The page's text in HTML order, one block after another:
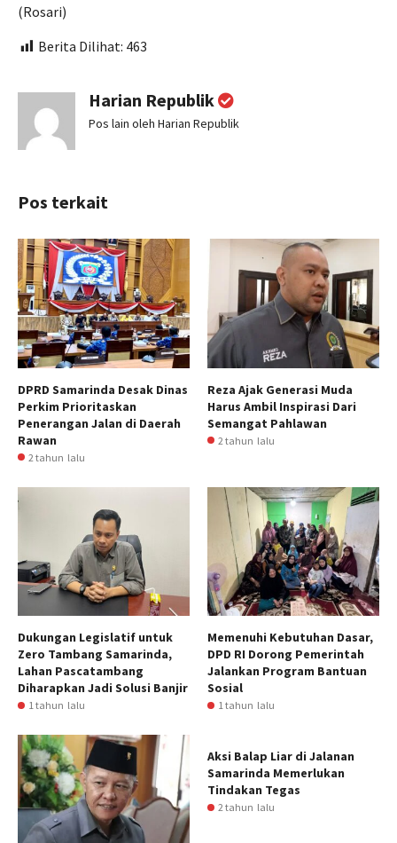
(Rosari)
Berita Dilihat: 463
Harian Republik
Pos lain oleh Harian Republik
Pos terkait
DPRD Samarinda Desak Dinas
Perkim Prioritaskan
Penerangan Jalan di Daerah
Rawan
2 tahun lalu
Reza Ajak Generasi Muda
Harus Ambil Inspirasi Dari
Semangat Pahlawan
2 tahun lalu
Dukungan Legislatif untuk
Zero Tambang Samarinda,
Lahan Pascatambang
Diharapkan Jadi Solusi Banjir
1 tahun lalu
Memenuhi Kebutuhan Dasar,
DPD RI Dorong Pemerintah
Jalankan Program Bantuan
Sosial
1 tahun lalu
Aksi Balap Liar di Jalanan
Samarinda Memerlukan
Tindakan Tegas
2 tahun lalu